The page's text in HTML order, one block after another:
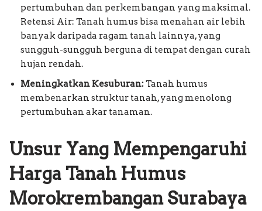
pertumbuhan dan perkembangan yang maksimal.
Retensi Air: Tanah humus bisa menahan air lebih
banyak daripada ragam tanah lainnya, yang
sungguh-sungguh berguna di tempat dengan curah
hujan rendah.
Meningkatkan Kesuburan:Tanah humus
membenarkan struktur tanah, yang menolong
pertumbuhan akar tanaman.
Unsur Yang Mempengaruhi
Harga Tanah Humus
Morokrembangan Surabaya